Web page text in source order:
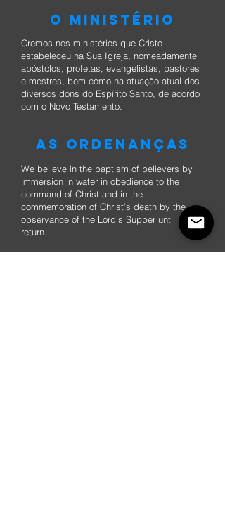
O MINISTÉRIO
Cremos nos ministérios que Cristo
estabeleceu na Sua Igreja, nomeadamente
apóstolos, profetas, evangelistas, pastores
e mestres, bem como na atuação atual dos
diversos dons do Espírito Santo, de acordo
com o Novo Testamento.
AS ORDENANÇAS
We believe in the baptism of believers by
immersion in water in obedience to the
command of Christ and in the
commemoration of Christ’s death by the
observance of the Lord’s Supper until His
return.